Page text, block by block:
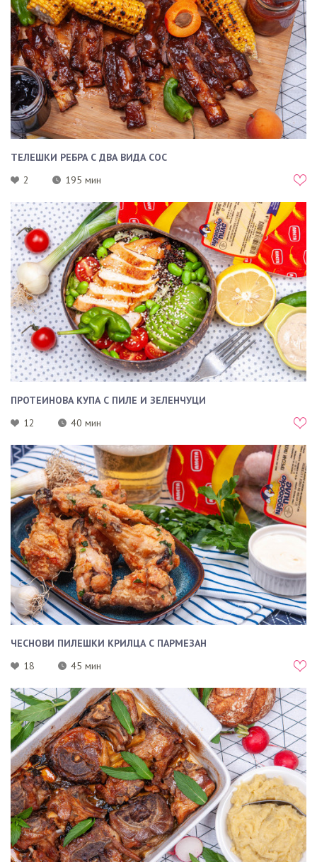
ТЕЛЕШКИ РЕБРА С ДВА ВИДА СОС
2
195 мин
ПРОТЕИНОВА КУПА С ПИЛЕ И ЗЕЛЕНЧУЦИ
12
40 мин
ЧЕСНОВИ ПИЛЕШКИ КРИЛЦА С ПАРМЕЗАН
18
45 мин